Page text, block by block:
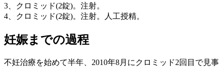
3、クロミッド(2錠)。注射。
4、クロミッド(2錠)。注射。人工授精。
妊娠までの過程
不妊治療を始めて半年、2010年8月にクロミッド2回目で見事